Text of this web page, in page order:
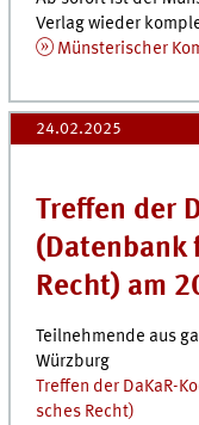
Verlag wieder
Münsterischer
24.02.2025
Tref­fen der
(Da­ten­bank
Recht) am
Teilnehmende aus
Würzburg
Tref­fen der DaKaR-
sches Recht)